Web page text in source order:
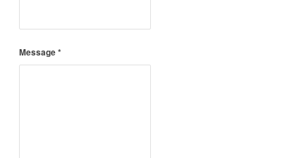
Message*